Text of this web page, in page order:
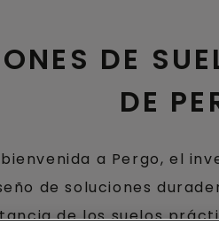
DE
DE
a Pergo, el
de soluciones
de los suelos